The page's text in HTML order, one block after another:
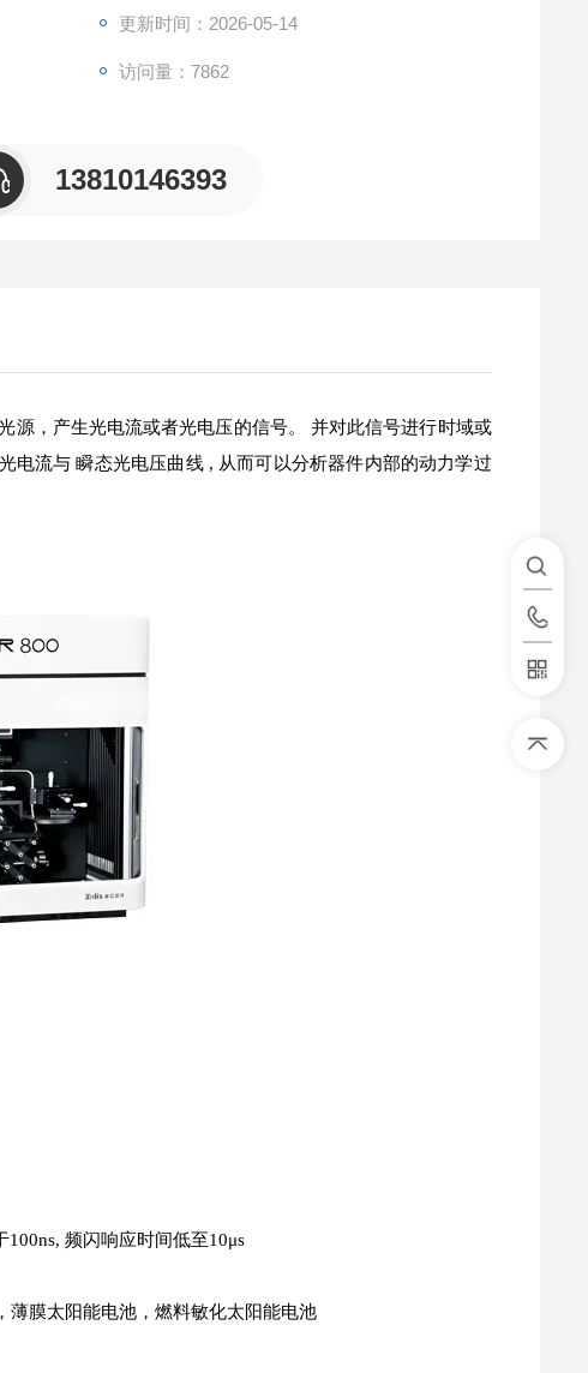
更新时间：2026-05-14
访问量：7862
13810146393
源，产生光电流或者光电压的信号。 并对此信号进行时域或
电流与 瞬态光电压曲线 , 从而可以分析器件内部的动力学过
频闪响应时间低至10μs
薄膜太阳能电池，燃料敏化太阳能电池